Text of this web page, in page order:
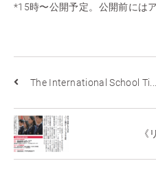
*15時〜公開予定。公開前には
The International School Ti...
《